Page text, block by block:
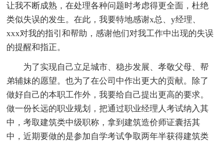
让我不断成熟，在处理各种问题时考虑得更全面，杜绝
类似失误的发生。在此，我要特地感谢x总、y经理、
xxx对我的指引和帮助，感谢他们对我工作中出现的失误
的提醒和指正。
为了实现自己立足城市、稳步发展、孝敬父母、帮
弟辅妹的愿望。也为了在公司中作出更大的贡献。除了
做好自己的本职工作外，我要给自己提出更高的要求。
做一份长远的职业规划，把通过职业经理人考试纳入其
中，考取建筑类中级职称，拿到建筑造价师证囊括其
中，近期要做的是参加自学考试争取两年半获得建筑类